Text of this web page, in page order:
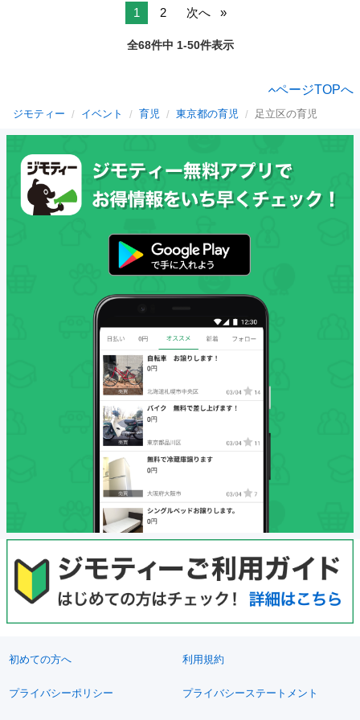
1 2 次へ
全68件中 1-50件表示
ページTOPへ
ジモティー イベント 育児 東京都の育児 足立区の育児
初めての方へ 利用規約
プライバシーポリシー プライバシーステートメント